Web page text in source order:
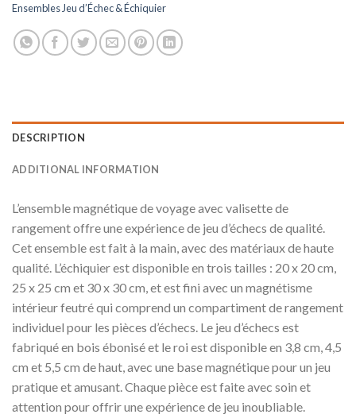
Ensembles Jeu d’Échec & Échiquier
DESCRIPTION
ADDITIONAL INFORMATION
L’ensemble magnétique de voyage avec valisette de
rangement offre une expérience de jeu d’échecs de qualité.
Cet ensemble est fait à la main, avec des matériaux de haute
qualité. L’échiquier est disponible en trois tailles : 20 x 20 cm,
25 x 25 cm et 30 x 30 cm, et est fini avec un magnétisme
intérieur feutré qui comprend un compartiment de rangement
individuel pour les pièces d’échecs. Le jeu d’échecs est
fabriqué en bois ébonisé et le roi est disponible en 3,8 cm, 4,5
cm et 5,5 cm de haut, avec une base magnétique pour un jeu
pratique et amusant. Chaque pièce est faite avec soin et
attention pour offrir une expérience de jeu inoubliable.